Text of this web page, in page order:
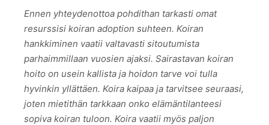
Ennen yhteydenottoa pohdithan tarkasti omat
resurssisi koiran adoption suhteen. Koiran
hankkiminen vaatii valtavasti sitoutumista
parhaimmillaan vuosien ajaksi. Sairastavan koiran
hoito on usein kallista ja hoidon tarve voi tulla
hyvinkin yllättäen. Koira kaipaa ja tarvitsee seuraasi,
joten mietithän tarkkaan onko elämäntilanteesi
sopiva koiran tuloon. Koira vaatii myös paljon